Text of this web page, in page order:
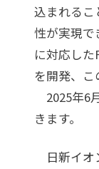
込まれるこ
性が実現で
に対応した
を開発、こ
2025年6
きます。
日新イオ